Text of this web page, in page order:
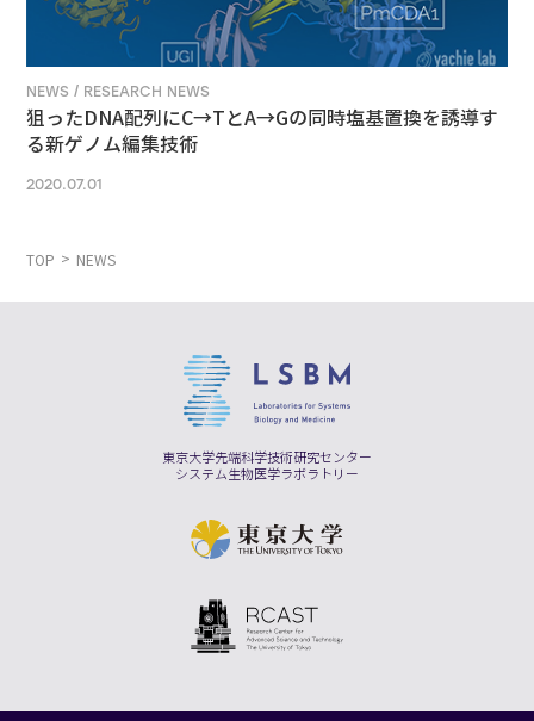
NEWS / RESEARCH NEWS
狙ったDNA配列にC→TとA→Gの同時塩基置換を誘導す
る新ゲノム編集技術
2020.07.01
TOP NEWS
東京大学先端科学技術研究センター
システム生物医学ラボラトリー